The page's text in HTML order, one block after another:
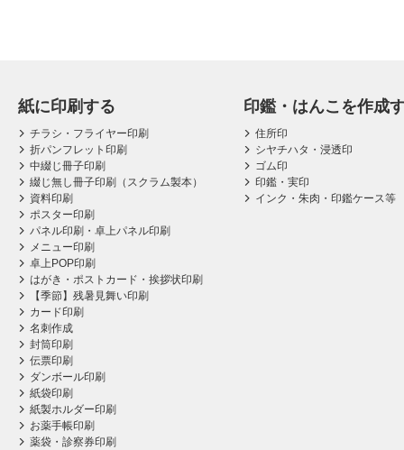
紙に印刷する
チラシ・フライヤー印刷
折パンフレット印刷
中綴じ冊子印刷
綴じ無し冊子印刷（スクラム製本）
資料印刷
ポスター印刷
パネル印刷・卓上パネル印刷
メニュー印刷
卓上POP印刷
はがき・ポストカード・挨拶状印刷
【季節】残暑見舞い印刷
カード印刷
名刺作成
封筒印刷
伝票印刷
ダンボール印刷
紙袋印刷
紙製ホルダー印刷
お薬手帳印刷
薬袋・診察券印刷
印鑑・はんこを作成
住所印
シヤチハタ・浸透印
ゴム印
印鑑・実印
インク・朱肉・印鑑ケース等